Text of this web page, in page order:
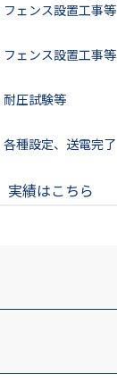
フェンス設置工事等
フェンス設置工事等
耐圧試験等
各種設定、送電完了
実績はこちら